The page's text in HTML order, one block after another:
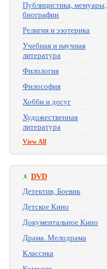
Публицистика, мемуары,
биографии
Религия и эзотерика
Учебная и научная
литература
Филология
Философия
Хобби и досуг
Художественная
литература
View All
DVD
Детектив, Боевик
Детское Кино
Документальное Кино
Драма. Мелодрама
Классика